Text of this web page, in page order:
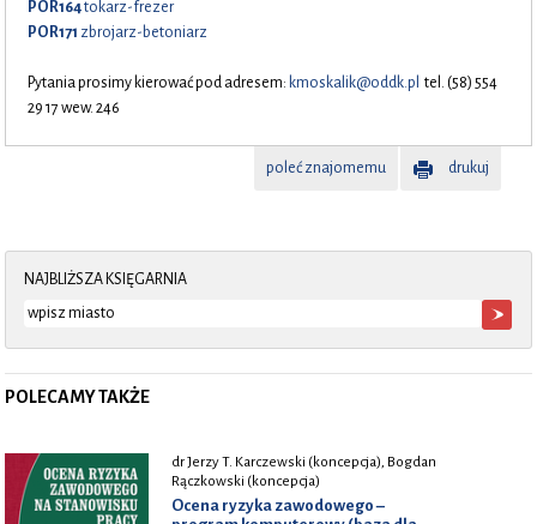
POR164tokarz-frezer
POR171 zbrojarz-betoniarz
Pytania prosimy kierować pod adresem: kmoskalik@oddk.pl tel. (58) 554
29 17 wew. 246
poleć znajomemu drukuj
NAJBLIŻSZA KSIĘGARNIA
POLECAMY TAKŻE
dr Jerzy T. Karczewski (koncepcja), Bogdan
Rączkowski (koncepcja)
Ocena ryzyka zawodowego –